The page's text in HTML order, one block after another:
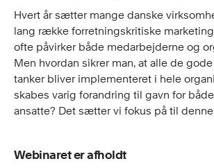
Hvert år sætter mange danske
lang række forretningskritiske
ofte påvirker både medarbejderne og
Men hvordan sikrer man, at alle de
tanker bliver implementeret i hele
skabes varig forandring til gavn for
ansatte? Det sætter vi fokus på til denne
Webinaret er afholdt